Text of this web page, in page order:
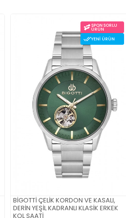
SPONSORLU
ÜRÜN
YENI ÜRÜN
BİGOTTİ ÇELİK KORDON VE KASALI,
DERİN YEŞİL KADRANLI KLASİK ERKEK
KOL SAATİ